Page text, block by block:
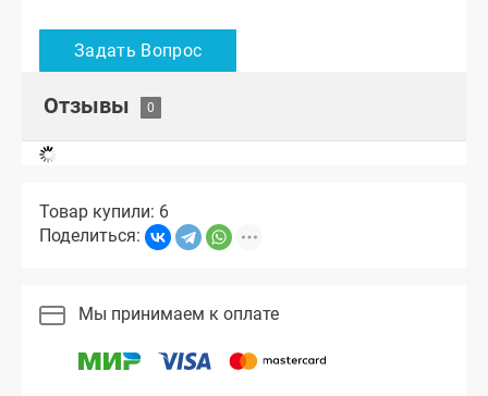
Отзывы
Товар купили: 6
Поделиться:
Мы принимаем к оплате